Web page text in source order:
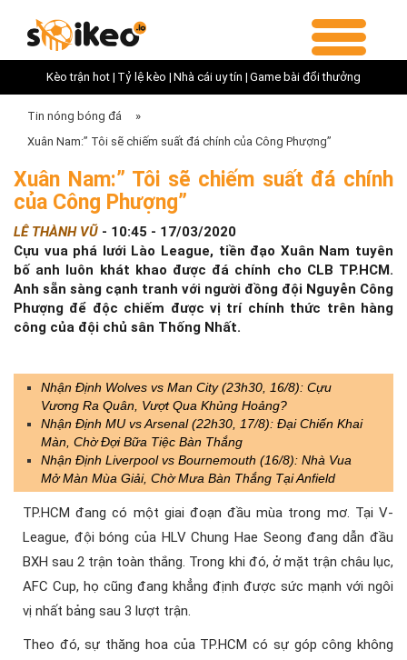
Kèo trận hot | Tỷ lệ kèo | Nhà cái uy tín | Game bài đổi thưởng
Tin nóng bóng đá
»
Xuân Nam:” Tôi sẽ chiếm suất đá chính của Công Phượng”
Xuân Nam:” Tôi sẽ chiếm suất đá chính
của Công Phượng”
LÊ THÀNH VŨ - 10:45 - 17/03/2020
Cựu vua phá lưới Lào League, tiền đạo Xuân Nam tuyên
bố anh luôn khát khao được đá chính cho CLB TP.HCM.
Anh sẵn sàng cạnh tranh với người đồng đội Nguyễn Công
Phượng để độc chiếm được vị trí chính thức trên hàng
công của đội chủ sân Thống Nhất.
Nhận Định Wolves vs Man City (23h30, 16/8): Cựu
Vương Ra Quân, Vượt Qua Khủng Hoảng?
Nhận Định MU vs Arsenal (22h30, 17/8): Đại Chiến Khai
Màn, Chờ Đợi Bữa Tiệc Bàn Thắng
Nhận Định Liverpool vs Bournemouth (16/8): Nhà Vua
Mở Màn Mùa Giải, Chờ Mưa Bàn Thắng Tại Anfield
TP.HCM đang có một giai đoạn đầu mùa trong mơ. Tại V-
League, đội bóng của HLV Chung Hae Seong đang dẫn đầu
BXH sau 2 trận toàn thắng. Trong khi đó, ở mặt trận châu lục,
AFC Cup, họ cũng đang khẳng định được sức mạnh với ngôi
vị nhất bảng sau 3 lượt trận.
Theo đó, sự thăng hoa của TP.HCM có sự góp công không